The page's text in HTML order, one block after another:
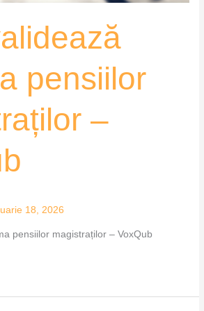
pensiilor
–
18, 2026
pensiilor magistraților – VoxQub